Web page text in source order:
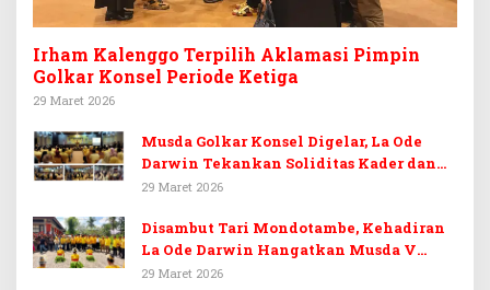
Irham Kalenggo Terpilih Aklamasi Pimpin
Golkar Konsel Periode Ketiga
29 Maret 2026
Musda Golkar Konsel Digelar, La Ode
Darwin Tekankan Soliditas Kader dan
Target 14 Kursi DPRD Konawe Selatan
29 Maret 2026
Disambut Tari Mondotambe, Kehadiran
La Ode Darwin Hangatkan Musda V
Golkar Konsel
29 Maret 2026